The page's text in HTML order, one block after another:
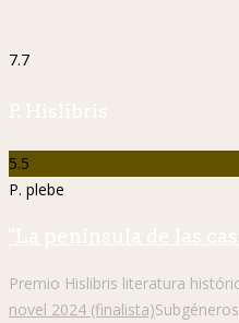
7.7
P. Hislibris
5.5
P. plebe
"La península de las
Premio Hislibris literatura
novel 2024 (finalista)